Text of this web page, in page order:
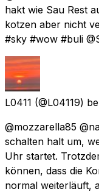
hakt wie Sau Rest
kotzen aber nicht
#sky #wow #buli
L0411 (@L04119)
@mozzarella85
schalten halt um,
Uhr startet.
können, dass die
normal weiterläuft,